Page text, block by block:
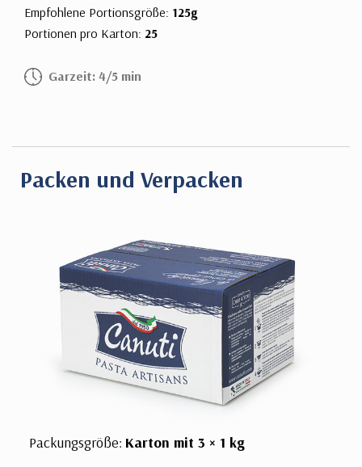
Empfohlene Portionsgröße: 125g
Portionen pro Karton: 25
Garzeit: 4/5 min
Packen und Verpacken
Packungsgröße: Karton mit 3 × 1 kg